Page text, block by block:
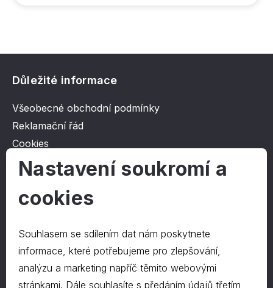
Důležité informace
Všeobecné obchodní podmínky
Reklamační řád
Cookies
Ochrana osobních údajů
O společnosti
Kontakt
O nás
Nastavení soukromí a
cookies
Souhlasem se sdílením dat nám poskytnete
informace, které potřebujeme pro zlepšování,
analýzu a marketing napříč těmito webovými
stránkami. Dále souhlasíte s předáním údajů třetím